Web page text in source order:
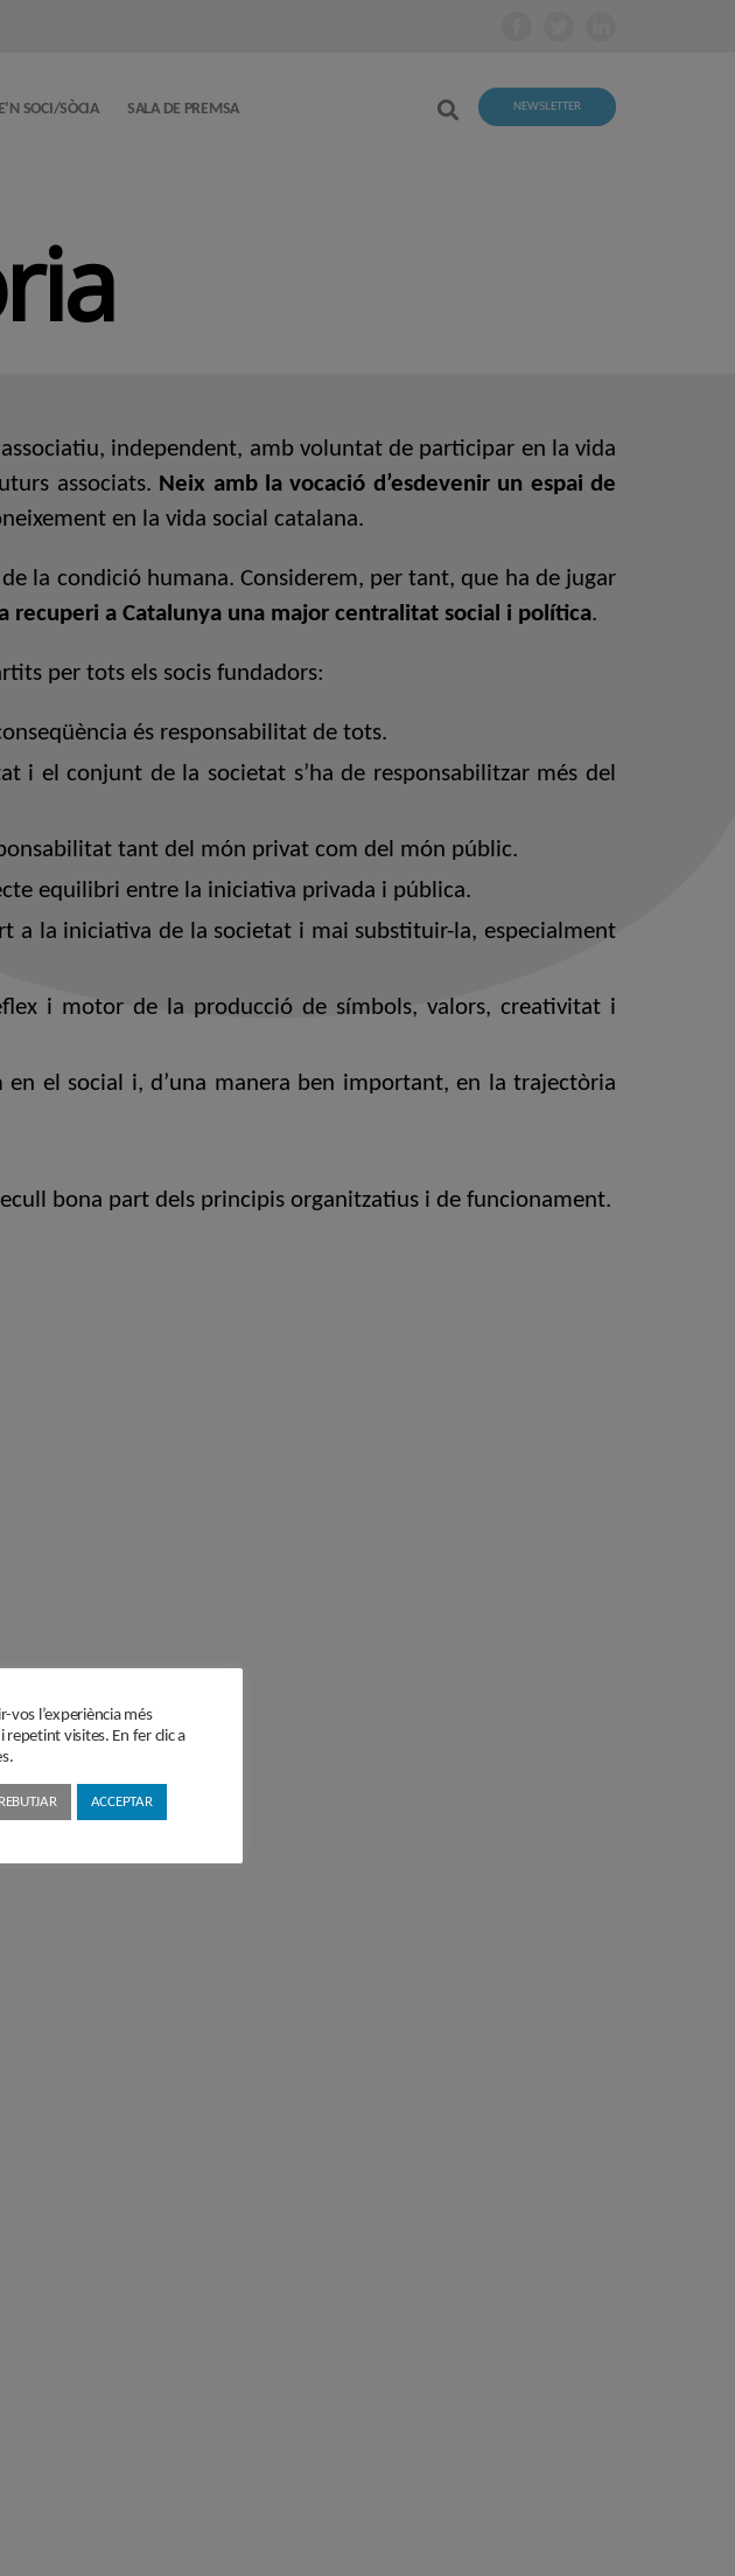
SOCI/SÒCIA SALA DE PREMSA NEWSLETTER
independent, amb voluntat de participar en la vida
associats. Neix amb la vocació d’esdevenir un espai de
en la vida social catalana.
la condició humana. Considerem, per tant, que ha de jugar
recuperi a Catalunya una major centralitat social i política.
per tots els socis fundadors:
és responsabilitat de tots.
i el conjunt de la societat s’ha de responsabilitzar més del
tant del món privat com del món públic.
equilibri entre la iniciativa privada i pública.
a la iniciativa de la societat i mai substituir-la, especialment
i motor de la producció de símbols, valors, creativitat i
el social i, d’una manera ben important, en la trajectòria
bona part dels principis organitzatius i de funcionament.
vos l’experiència més
visites. En fer clic a
REBUTJAR ACCEPTAR